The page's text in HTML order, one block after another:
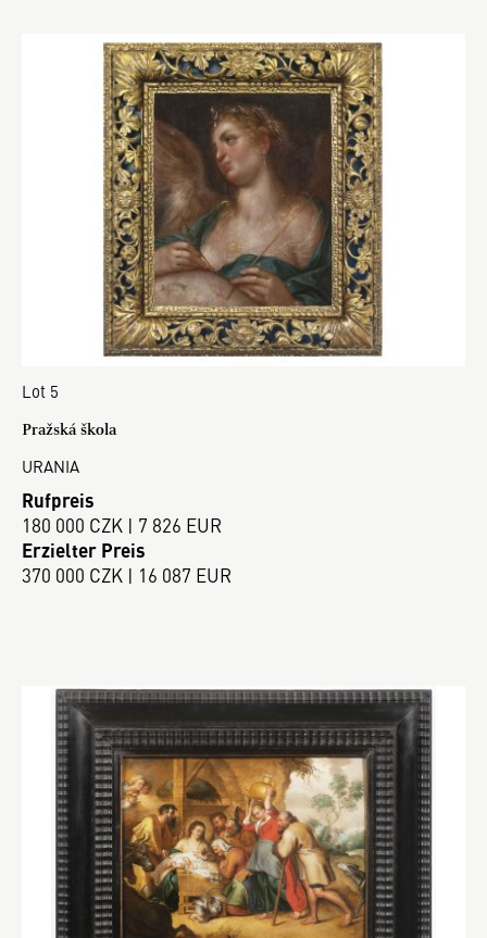
Lot 5
Pražská škola
URANIA
Rufpreis
180 000 CZK | 7 826 EUR
Erzielter Preis
370 000 CZK | 16 087 EUR